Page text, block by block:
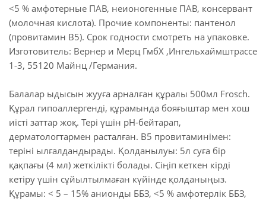
<5 % амфотерные ПАВ, неионогенные ПАВ, консервант
(молочная кислота). Прочие компоненты: пантенол
(провитамин B5). Срок годности смотреть на упаковке.
Изготовитель: Вернер и Мерц ГмбХ ,Ингельхаймштрассе
1-3, 55120 Майнц /Германия.
Балалар ыдысын жууға арналған құралы 500мл Frosch.
Құрал гипоаллергенді, құрамында бояғыштар мен хош
иісті заттар жоқ. Тері үшін pH-бейтарап,
дерматологтармен расталған. B5 провитаминімен:
теріні ылғалдандырады. Қолданылуы: 5л суға бір
қақпағы (4 мл) жеткілікті болады. Сіңіп кеткен кірді
кетіру үшін сұйылтылмаған күйінде қолданыңыз.
Құрамы: < 5 – 15% анионды ББЗ, <5 % амфотерлік ББЗ,